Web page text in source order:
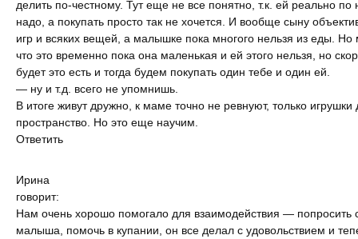
делить по-честному. Тут еще не все понятно, т.к. ей реально по
надо, а покупать просто так не хочется. И вообще сыну
игр и всяких вещей, а малышке пока многого нельзя из еды.
что это временно пока она маленькая и ей этого нельзя, но
будет это есть и тогда будем покупать один тебе и один ей.
— ну и т.д. всего не упомнишь.
В итоге живут дружно, к маме точно не ревнуют, только игрушки
пространство. Но это еще научим.
Ответить
Ирина
говорит:
Нам очень хорошо помогало для взаимодействия — попросить
малыша, помочь в купании, он все делал с удовольствием и